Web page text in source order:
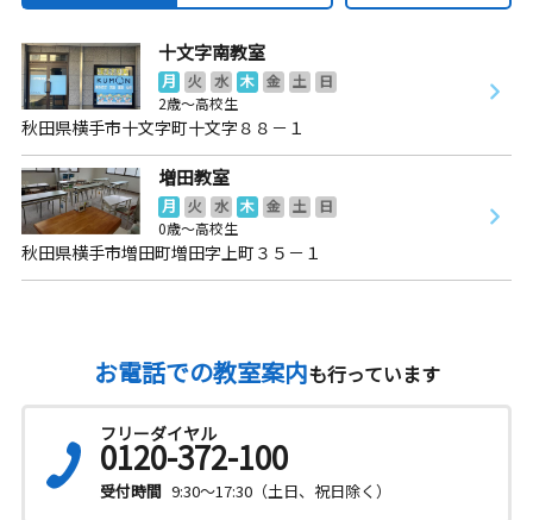
十文字南教室
月 火 水 木 金 土
日
2歳～高校生
秋田県横手市十文字町十文字８８－１
増田教室
月 火 水 木 金 土
日
0歳～高校生
秋田県横手市増田町増田字上町３５－１
お電話での教室案内も行っています
フリーダイヤル
0120-372-100
受付時間 9:30～17:30（土日、祝日除く）